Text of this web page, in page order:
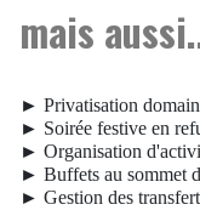
mais
► Privatisation
► Soirée festive en
► Organisation
► Buffets au sommet
► Gestion des